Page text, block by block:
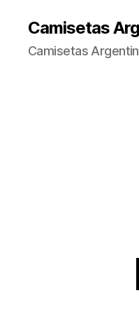
Camisetas
Camisetas